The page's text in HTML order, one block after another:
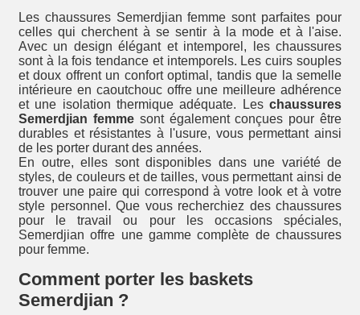
Les chaussures Semerdjian femme sont parfaites pour
celles qui cherchent à se sentir à la mode et à l'aise.
Avec un design élégant et intemporel, les chaussures
sont à la fois tendance et intemporels. Les cuirs souples
et doux offrent un confort optimal, tandis que la semelle
intérieure en caoutchouc offre une meilleure adhérence
et une isolation thermique adéquate. Les chaussures
Semerdjian femmesont également conçues pour être
durables et résistantes à l'usure, vous permettant ainsi
de les porter durant des années.
En outre, elles sont disponibles dans une variété de
styles, de couleurs et de tailles, vous permettant ainsi de
trouver une paire qui correspond à votre look et à votre
style personnel. Que vous recherchiez des chaussures
pour le travail ou pour les occasions spéciales,
Semerdjian offre une gamme complète de chaussures
pour femme.
Comment porter les baskets
Semerdjian ?